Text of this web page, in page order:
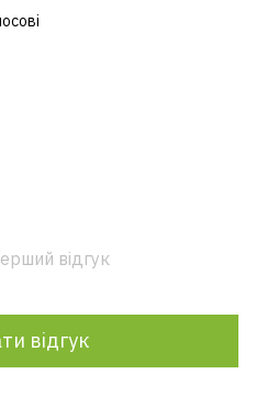
відгук
відгук